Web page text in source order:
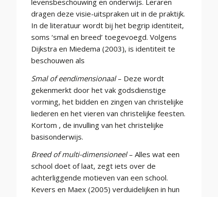
dragen deze visie-uitspraken uit in de praktijk.
In de literatuur wordt bij het begrip identiteit,
soms ‘smal en breed’ toegevoegd. Volgens
Dijkstra en Miedema (2003), is identiteit te
beschouwen als
Smal of eendimensionaal– Deze wordt
gekenmerkt door het vak godsdienstige
vorming, het bidden en zingen van christelijke
liederen en het vieren van christelijke feesten.
Kortom , de invulling van het christelijke
basisonderwijs.
Breed of multi-dimensioneel– Alles wat een
school doet of laat, zegt iets over de
achterliggende motieven van een school.
Kevers en Maex (2005) verduidelijken in hun